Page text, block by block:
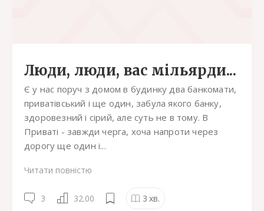
Люди, люди, вас мільярди...
Є у нас поруч з домом в будинку два банкомати,
приватівський і ще один, забула якого банку,
здоровезний і сірий, але суть не в тому. В
Приваті - завжди черга, хоча напроти через
дорогу ще один і...
Читати повністю
3 32.00 3 хв.